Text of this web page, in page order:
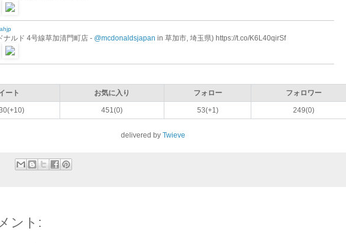
ナルド 4号線草加清門町店 - @mcdonaldsjapan in 草加市, 埼玉県) https://t.co/K6L40qirSf
ート お気に入り フォロー フォロワー
451(0) 53(+1) 249(0)
delivered by Twieve
ント: